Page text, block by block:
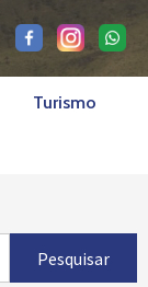
Turismo